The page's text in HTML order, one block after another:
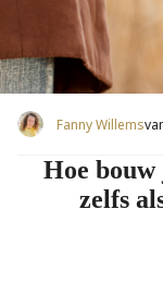
Fanny Willems
Hoe bouw
zelfs